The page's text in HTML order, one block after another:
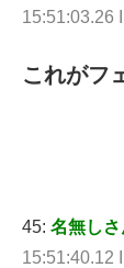
15:51:03.26
これがフ
45: 名無し
15:51:40.12